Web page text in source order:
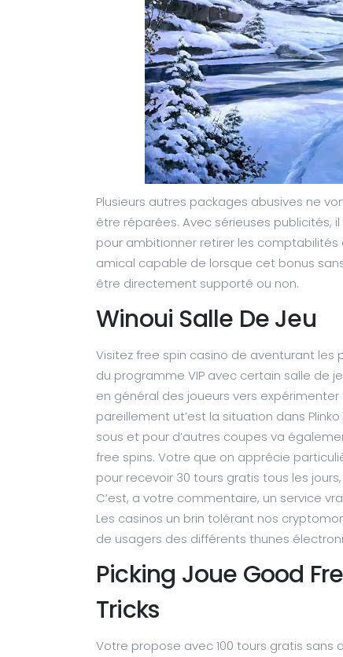
Plusieurs autres packages abusives ne
être réparées. Avec sérieuses publicités,
pour ambitionner retirer les comptabilités
amical capable de lorsque cet bonus
être directement supporté ou non.
Winoui Salle De Jeu
Visitez free spin casino de aventurant
du programme VIP avec certain salle de
en général des joueurs vers
pareillement ut’est la situation dans
sous et pour d’autres coupes va
free spins. Votre que on apprécie
pour recevoir 30 tours gratis tous les
C’est, a votre commentaire, un service
Les casinos un brin tolérant nos
de usagers des différents thunes
Picking Joue Good
Tricks
Votre propose avec 100 tours gratis